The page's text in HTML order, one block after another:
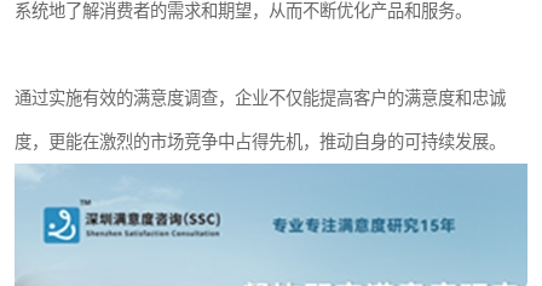
系统地了解消费者的需求和期望，从而不断优化产品和服务。
通过实施有效的满意度调查，企业不仅能提高客户的满意度和忠诚
度，更能在激烈的市场竞争中占得先机，推动自身的可持续发展。